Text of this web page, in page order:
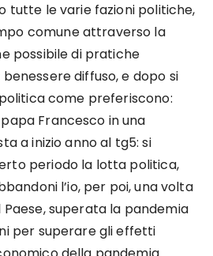
tutte le varie fazioni politiche,
comune attraverso la
possibile di pratiche
diffuso, e dopo si
come preferiscono:
Francesco in una
a inizio anno al tg5: si
periodo la lotta politica,
l’io, per poi, una volta
Paese, superata la pandemia
per superare gli effetti